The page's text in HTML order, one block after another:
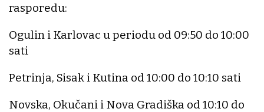
rasporedu:
Ogulin i Karlovac u periodu od 09:50 do 10:00
sati
Petrinja, Sisak i Kutina od 10:00 do 10:10 sati
Novska, Okučani i Nova Gradiška od 10:10 do